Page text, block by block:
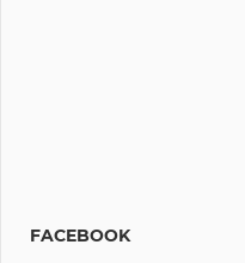
FACEBOOK